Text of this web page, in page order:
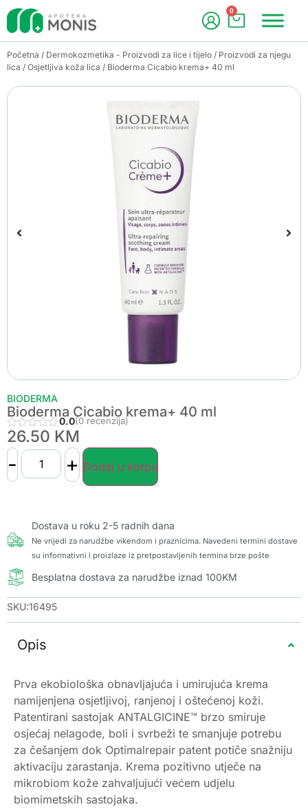
0
Početna / Dermokozmetika - Proizvodi za lice i tijelo / Proizvodi za njegu
lica / Osjetljiva koža lica / Bioderma Cicabio krema+ 40 ml
BIODERMA
Bioderma Cicabio krema+ 40 ml
0.0(0 recenzija)
26.50 KM
- + Dodaj u korpu
Dostava u roku 2-5 radnih dana
Ne vrijedi za narudžbe vikendom i praznicima. Navedeni termini dostave
su informativni i proizlaze iz pretpostavljenih termina brze pošte
Besplatna dostava za narudžbe iznad 100KM
SKU:16495
Opis
Prva ekobiološka obnavljajuća i umirujuća krema
namijenjena osjetljivoj, ranjenoj i oštećenoj koži.
Patentirani sastojak ANTALGICINE™ brzo smiruje
osjećaj nelagode, boli i svrbeži te smanjuje potrebu
za češanjem dok Optimalrepair patent potiče snažniju
aktivaciju zarastanja. Krema pozitivno utječe na
mikrobiom kože zahvaljujući većem udjelu
biomimetskih sastojaka.